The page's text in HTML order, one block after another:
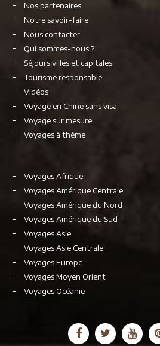
Nos partenaires
Notre savoir-faire
Nous contacter
Qui sommes-nous ?
Séjours villes et capitales
Tourisme responsable
Vidéos
Voyage en Chine sans visa
Voyage sur mesure
Voyages à thème
Voyages Afrique
Voyages Amérique Centrale
Voyages Amérique du Nord
Voyages Amérique du Sud
Voyages Asie
Voyages Asie Centrale
Voyages Europe
Voyages Moyen Orient
Voyages Océanie